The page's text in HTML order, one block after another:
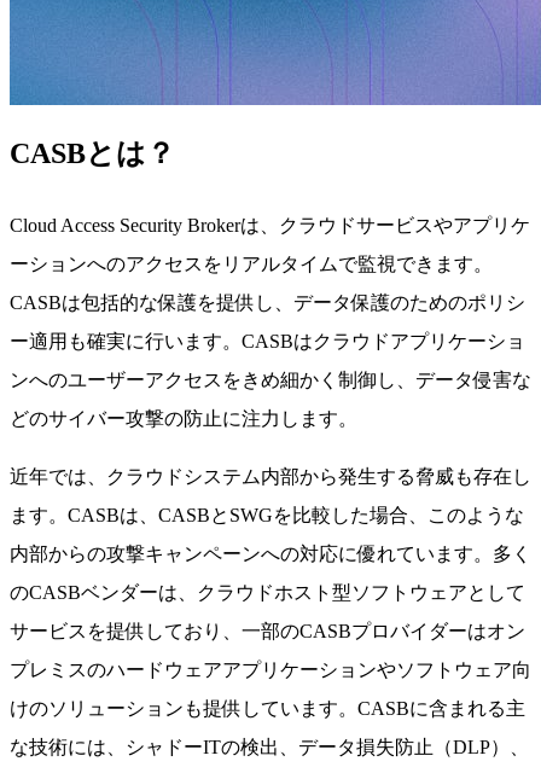
CASBとは？
Cloud Access Security Brokerは、クラウドサービスやアプリケ
ーションへのアクセスをリアルタイムで監視できます。
CASBは包括的な保護を提供し、データ保護のためのポリシ
ー適用も確実に行います。CASBはクラウドアプリケーショ
ンへのユーザーアクセスをきめ細かく制御し、データ侵害な
どのサイバー攻撃の防止に注力します。
近年では、クラウドシステム内部から発生する脅威も存在し
ます。CASBは、CASBとSWGを比較した場合、このような
内部からの攻撃キャンペーンへの対応に優れています。多く
のCASBベンダーは、クラウドホスト型ソフトウェアとして
サービスを提供しており、一部のCASBプロバイダーはオン
プレミスのハードウェアアプリケーションやソフトウェア向
けのソリューションも提供しています。CASBに含まれる主
な技術には、シャドーITの検出、データ損失防止（DLP）、